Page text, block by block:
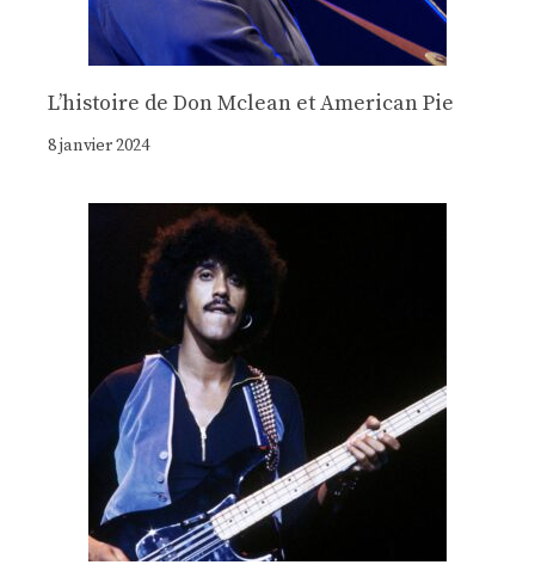
Lʼhistoire de Don Mclean et American Pie
8 janvier 2024